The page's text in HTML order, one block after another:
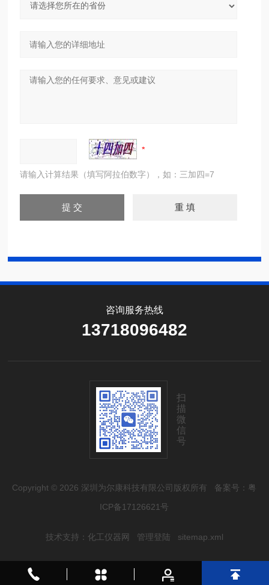
请输入计算结果（填写阿拉伯数字），如：三加四=7
咨询服务热线
13718096482
扫
描
微
信
号
Copyright © 2026 深圳为尔康科技有限公司版权所有 备案号：粤
ICP备17126621号
技术支持： 化工仪器网 管理登陆 sitemap.xml